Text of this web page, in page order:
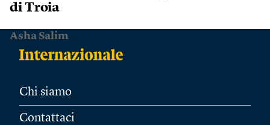
di Troia
Asha Salim
Chi siamo
Contattaci